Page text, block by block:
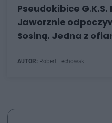
Pseudokibice
Jaworznie
Sosiną. Jedna z
AUTOR: Robert Lechowski